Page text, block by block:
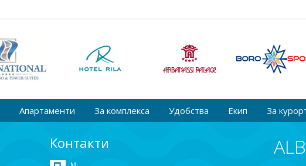
Апартаменти За комплекса Удобства Екип За
Контакти